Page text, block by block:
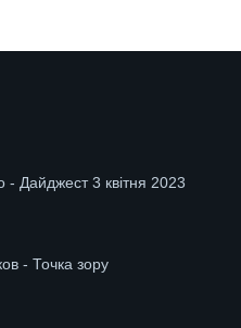
- Дайджест 3 квітня 2023
- Точка зору